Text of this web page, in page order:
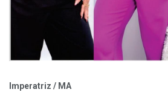
Imperatriz / MA